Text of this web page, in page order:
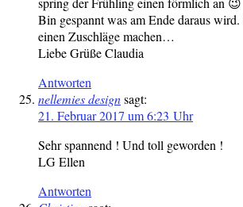
Bin gespannt was am Ende daraus
einen Zuschläge machen…
Liebe Grüße Claudia
Antworten
nellemies designsagt:
21. Februar 2017 um 6:23 Uhr
Sehr spannend ! Und toll geworden !
LG Ellen
Antworten